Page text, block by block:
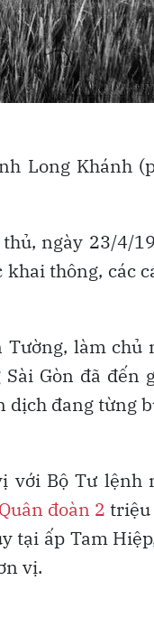
Long Khánh
ngày 23/4/
thông, các
Tường, làm chủ
Gòn đã đến
dịch đang từng
với Bộ Tư lệnh
Quân đoàn 2 triệu
tại ấp Tam
vị.